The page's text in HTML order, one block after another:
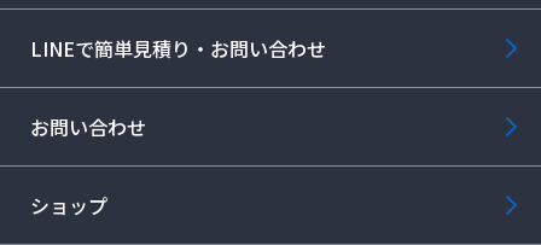
LINEで簡単見積り・お問い合わせ
お問い合わせ
ショップ